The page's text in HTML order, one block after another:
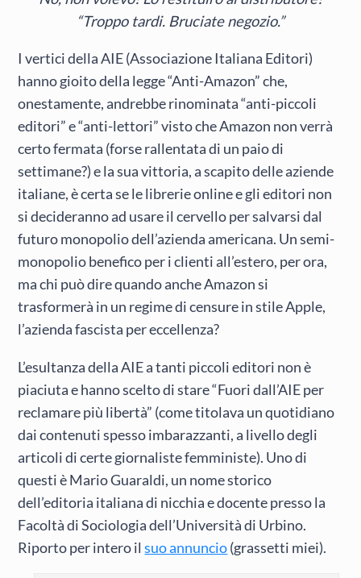
“Troppo tardi. Bruciate negozio.”
I vertici della AIE (Associazione Italiana Editori)
hanno gioito della legge “Anti-Amazon” che,
onestamente, andrebbe rinominata “anti-piccoli
editori” e “anti-lettori” visto che Amazon non verrà
certo fermata (forse rallentata di un paio di
settimane?) e la sua vittoria, a scapito delle aziende
italiane, è certa se le librerie online e gli editori non
si decideranno ad usare il cervello per salvarsi dal
futuro monopolio dell’azienda americana. Un semi-
monopolio benefico per i clienti all’estero, per ora,
ma chi può dire quando anche Amazon si
trasformerà in un regime di censure in stile Apple,
l’azienda fascista per eccellenza?
L’esultanza della AIE a tanti piccoli editori non è
piaciuta e hanno scelto di stare “Fuori dall’AIE per
reclamare più libertà” (come titolava un quotidiano
dai contenuti spesso imbarazzanti, a livello degli
articoli di certe giornaliste femministe). Uno di
questi è Mario Guaraldi, un nome storico
dell’editoria italiana di nicchia e docente presso la
Facoltà di Sociologia dell’Università di Urbino.
Riporto per intero ilsuo annuncio(grassetti miei).